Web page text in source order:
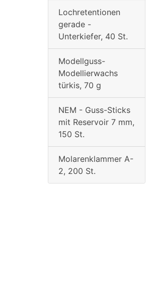
Lochretentionen
gerade -
Unterkiefer, 40 St.
Modellguss-
Modellierwachs
türkis, 70 g
NEM - Guss-Sticks
mit Reservoir 7 mm,
150 St.
Molarenklammer A-
2, 200 St.